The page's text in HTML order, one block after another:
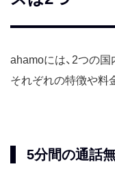
ahamoには、2つの
それぞれの特徴や料
5分間の通話無